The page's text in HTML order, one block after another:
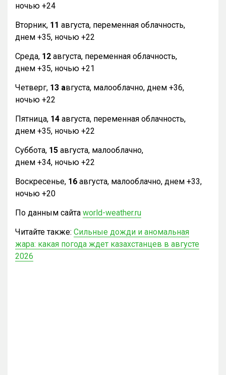
ночью +24
Вторник, 11 августа, переменная облачность,
днем +35, ночью +22
Среда, 12 августа, переменная облачность,
днем +35, ночью +21
Четверг, 13 августа, малооблачно, днем +36,
ночью +22
Пятница, 14 августа, переменная облачность,
днем +35, ночью +22
Суббота, 15 августа, малооблачно,
днем +34, ночью +22
Воскресенье, 16 августа, малооблачно, днем +33,
ночью +20
По данным сайта world-weather.ru
Читайте также: Сильные дожди и аномальная
жара: какая погода ждет казахстанцев в августе
2026